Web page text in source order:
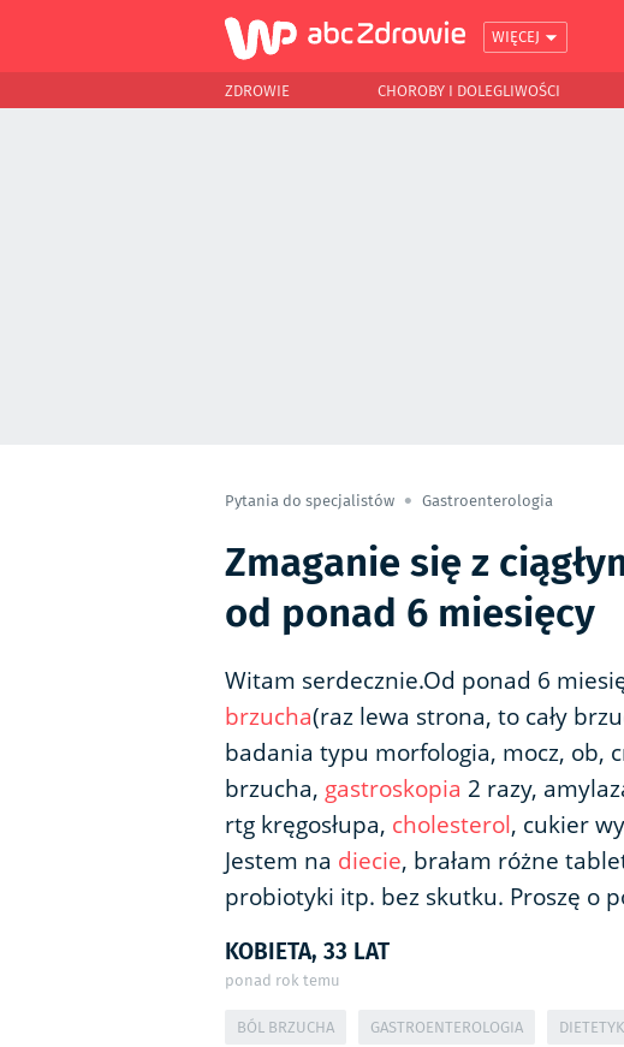
WIĘCEJ
ZDROWIE CHOROBY I DOLEGLIWOŚCI
Pytania do specjalistów Gastroenterologia
Zmaganie się z
od ponad 6 miesięcy
Witam serdecznie.Od ponad 6
brzucha(raz lewa strona, to cały
badania typu morfologia, mocz, ob,
brzucha, gastroskopia 2 razy,
rtg kręgosłupa, cholesterol, cukier
Jestem na diecie, brałam różne
probiotyki itp. bez skutku. Proszę o
KOBIETA, 33 LAT
ponad rok temu
BÓL BRZUCHA GASTROENTEROLOGIA